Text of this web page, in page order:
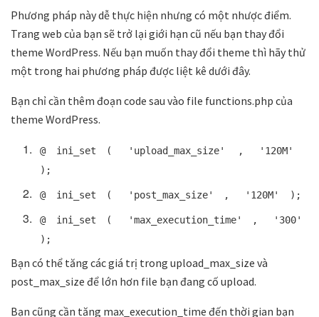
Phương pháp này dễ thực hiện nhưng có một nhược điểm.
Trang web của bạn sẽ trở lại giới hạn cũ nếu bạn thay đổi
theme WordPress. Nếu bạn muốn thay đổi theme thì hãy thử
một trong hai phương pháp được liệt kê dưới đây.
Bạn chỉ cần thêm đoạn code sau vào file functions.php của
theme WordPress.
@ ini_set ( 'upload_max_size' ,
'120M'
);
@ ini_set ( 'post_max_size' , '120M' );
@ ini_set ( 'max_execution_time' ,
'300'
);
Bạn có thể tăng các giá trị trong upload_max_size và
post_max_size để lớn hơn file bạn đang cố upload.
Bạn cũng cần tăng max_execution_time đến thời gian bạn